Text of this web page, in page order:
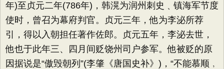
年)至贞元二年(786年)，韩滉为润州刺史﹑镇海军节度
使时，曾召为幕府判官。贞元三年，他为李泌所荐
引，得以入朝担任著作佐郎。贞元五年，李泌去世，
他也于此年三、四月间贬饶州司户参军。他被贬的原
因据说是“傲毁朝列”(李肇《唐国史补》)，“不能慕顺﹐